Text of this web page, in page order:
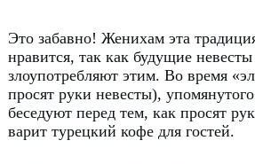
Это забавно! Женихам эта
нравится, так как будущие невесты
злоупотребляют этим. Во время
просят руки невесты),
беседуют перед тем, как просят
варит турецкий кофе для гостей.